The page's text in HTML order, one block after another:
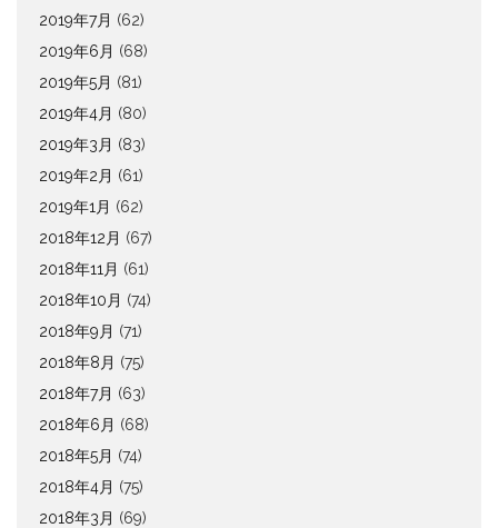
2019年7月 (62)
2019年6月 (68)
2019年5月 (81)
2019年4月 (80)
2019年3月 (83)
2019年2月 (61)
2019年1月 (62)
2018年12月 (67)
2018年11月 (61)
2018年10月 (74)
2018年9月 (71)
2018年8月 (75)
2018年7月 (63)
2018年6月 (68)
2018年5月 (74)
2018年4月 (75)
2018年3月 (69)